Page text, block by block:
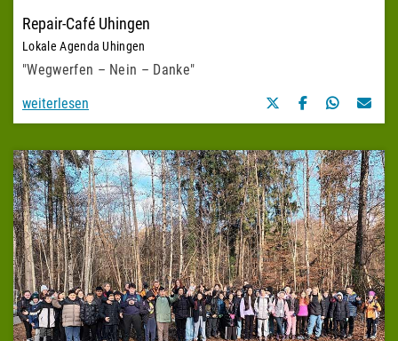
Repair-Café Uhingen
Lokale Agenda Uhingen
"Wegwerfen – Nein – Danke"
weiterlesen